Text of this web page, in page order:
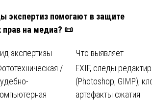
экспертиз помогают в защите
прав на медиа? 📜
экспертизы Что выявляет
/
EXIF, следы
(Photoshop, GIMP),
артефакты сжатия